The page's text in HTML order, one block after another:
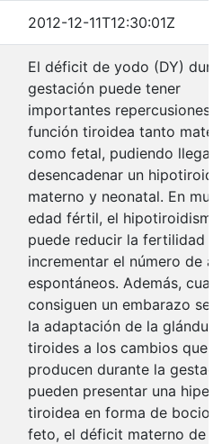
2012-12-11T12:30:01Z
El déficit de yodo (DY)
gestación puede tener
importantes repercusiones
función tiroidea tanto
como fetal, pudiendo llegar
desencadenar un
materno y neonatal. En
edad fértil, el hipotiroidismo
puede reducir la fertilidad e
incrementar el número de
espontáneos. Además,
consiguen un embarazo se
la adaptación de la glándula
tiroides a los cambios que
producen durante la
pueden presentar una
tiroidea en forma de bocio.
feto, el déficit materno de